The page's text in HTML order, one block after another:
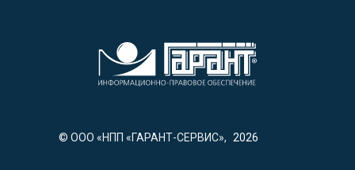
© ООО «НПП «ГАРАНТ-СЕРВИС», 2026